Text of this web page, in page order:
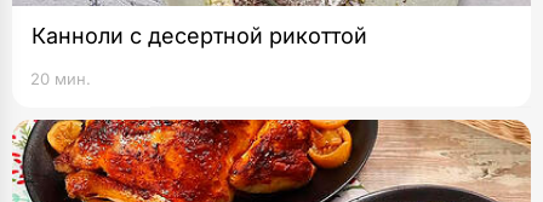
Канноли с десертной рикоттой
20 мин.